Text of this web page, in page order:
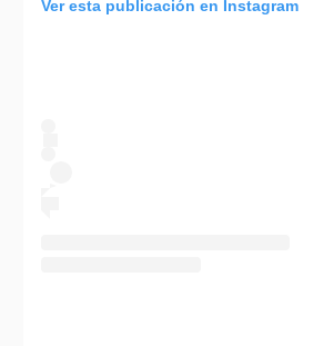
Ver esta publicación en Instagram